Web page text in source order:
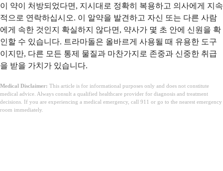
이 약이 처방되었다면, 지시대로 정확히 복용하고 의사에게 지속
적으로 연락하십시오. 이 알약을 발견하고 자신 또는 다른 사람
에게 속한 것인지 확실하지 않다면, 약사가 몇 초 안에 신원을 확
인할 수 있습니다. 트라마돌은 올바르게 사용될 때 유용한 도구
이지만, 다른 모든 통제 물질과 마찬가지로 존중과 신중한 취급
을 받을 가치가 있습니다.
Medical Disclaimer: This article is for informational purposes only and does not constitute
medical advice. Always consult a qualified healthcare provider for diagnosis and treatment
decisions. If you are experiencing a medical emergency, call 911 or go to the nearest emergency
room immediately.